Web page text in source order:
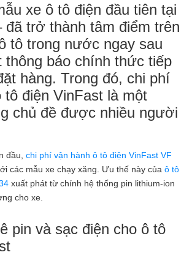
xe ô tô điện đầu tiên tại
đã trở thành tâm điểm trên
tô trong nước ngay sau
thông báo chính thức tiếp
hàng. Trong đó, chi phí
tô điện VinFast là một
chủ đề được nhiều người
đầu, chi phí vận hành ô tô điện VinFast VF
các mẫu xe chạy xăng. Ưu thế này của ô tô
xuất phát từ chính hệ thống pin lithium-ion
cho xe.
pin và sạc điện cho ô tô